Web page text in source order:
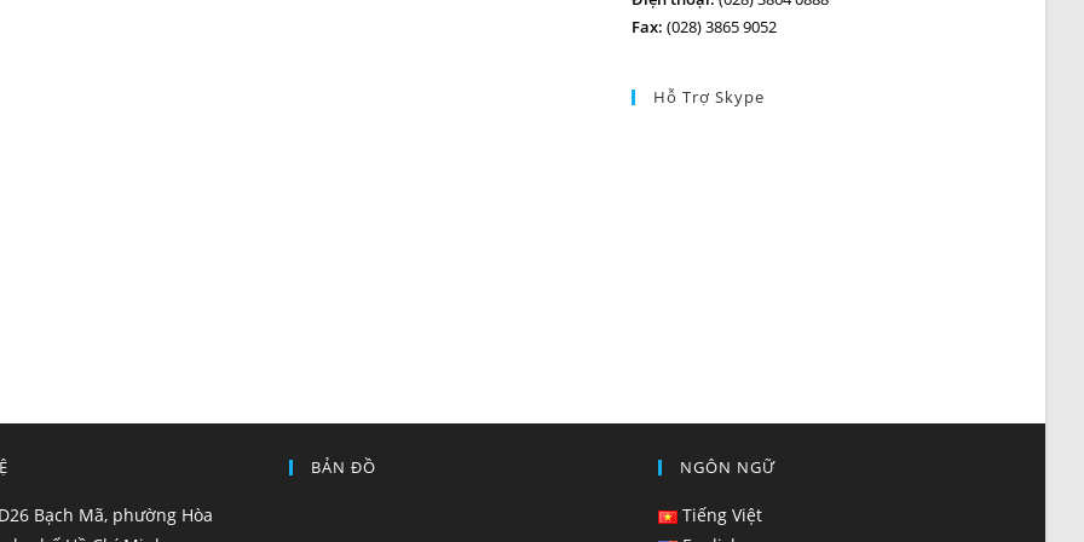
Fax: (028) 3865 9052
Hỗ Trợ Skype
Bạch Mã, phường Hòa
BẢN ĐỒ NGÔN NGỮ
Tiếng Việt